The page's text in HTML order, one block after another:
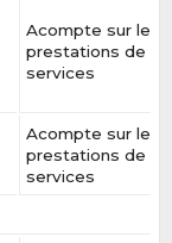
Acompte sur les
prestations de
services
Acompte sur les
prestations de
services